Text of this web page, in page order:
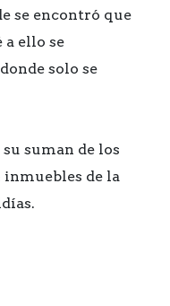
se encontró que
a ello se
solo se
suman de los
inmuebles de la